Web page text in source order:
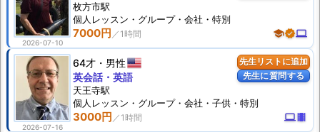
2026-07-10
7000円 schoolverifiedcomputer
枚方市駅
個人 レッスン ・グループ・会社・特別
先生リストに追加
先生に質問する
2026-07-16
64才 男性
3000円 computertheaters
英会話・英語
天王寺駅
個人 レッスン ・グループ・会社・子供・特別